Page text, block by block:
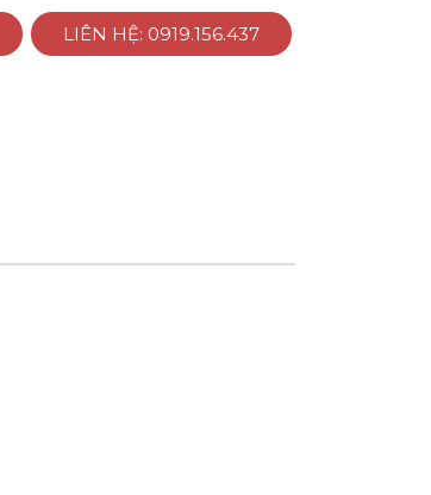
LIÊN HỆ: 0919.156.437